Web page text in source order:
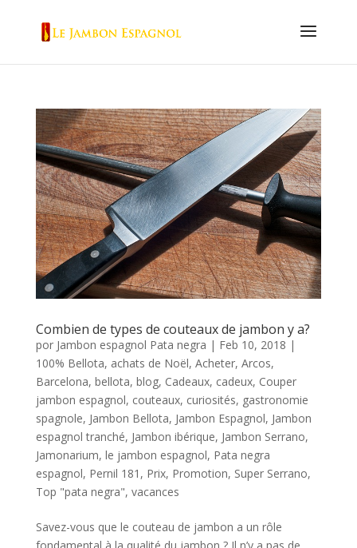
Combien de types de couteaux de jambon y a?
por Jambon espagnol Pata negra | Feb 10, 2018 |
100% Bellota, achats de Noël, Acheter, Arcos,
Barcelona, bellota, blog, Cadeaux, cadeux, Couper
jambon espagnol, couteaux, curiosités, gastronomie
spagnole, Jambon Bellota, Jambon Espagnol, Jambon
espagnol tranché, Jambon ibérique, Jambon Serrano,
Jamonarium, le jambon espagnol, Pata negra
espagnol, Pernil 181 , Prix, Promotion, Super Serrano,
Top "pata negra", vacances
Savez-vous que le couteau de jambon a un rôle